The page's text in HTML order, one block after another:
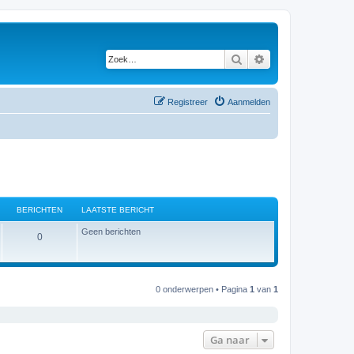
Zoek
Aanmelden
Registreer
BERICHTEN LAATSTE BERICHT
0B
Geen berichten
0 onderwerpen • Pagina 1 van 1
Ga naar